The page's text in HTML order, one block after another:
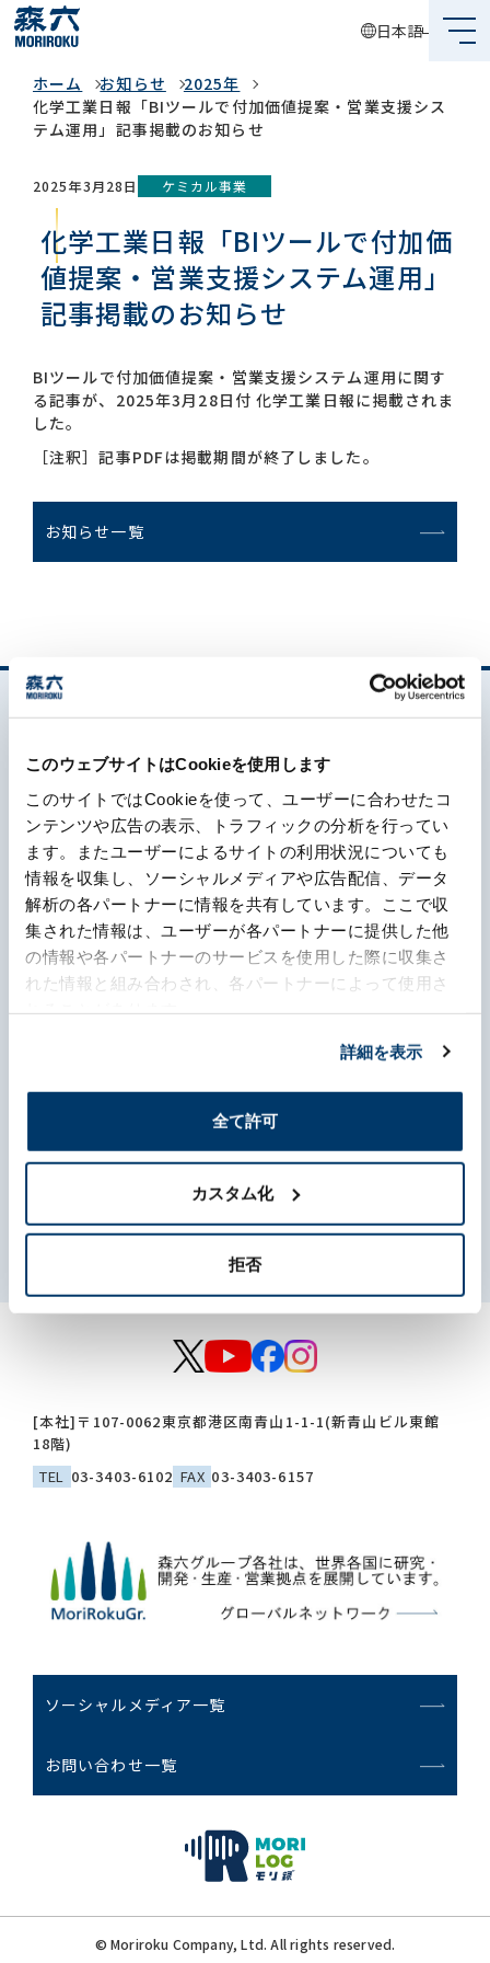
このウェブサイトはCookieを使用します
このサイトではCookieを使って、ユーザーに合わせたコ
ンテンツや広告の表示、トラフィックの分析を行ってい
ます。またユーザーによるサイトの利用状況についても
情報を収集し、ソーシャルメディアや広告配信、データ
解析の各パートナーに情報を共有しています。ここで収
集された情報は、ユーザーが各パートナーに提供した他
の情報や各パートナーのサービスを使用した際に収集さ
れた情報と組み合わされ、各パートナーによって使用さ
詳細を表示
全て許可
カスタム化
拒否
日本語
森六って何？
企業情報
事業内容
サステナビリティ
投資家情報
グローバルネットワーク
#会社概要
#森六って何？
#グローバルネットワーク
#ダイバーシティ＆インクルージョン
#統合報告書
ホーム お知らせ
2025年
化学工業日報「BIツールで付加価値提案・営業支援シス
テム運用」記事掲載のお知らせ
2025年3月28日 ケミカル事業
化学工業日報「BIツールで付加価
値提案・営業支援システム運用」
記事掲載のお知らせ
BIツールで付加価値提案・営業支援システム運用に関す
る記事が、2025年3月28日付 化学工業日報に掲載されま
した。
［注釈］記事PDFは掲載期間が終了しました。
お知らせ一覧
[本社] 〒107-0062東京都港区南青山1-1-1(新青山ビル東館
18階)
TEL 03-3403-6102 FAX 03-3403-6157
ソーシャルメディア一覧
お問い合わせ一覧
森六って何？
企業情報
事業内容
投資家情報
このサイトについて個人情報に関する方針
© Moriroku Company, Ltd. All rights reserved.